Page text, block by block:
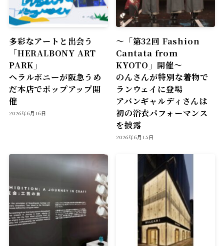
多彩なアートと出会う
「HERALBONY ART
PARK」
ヘラルボニーが阪急うめ
だ本店でポップアップ開
催
2026年6月16日
〜「第32回 Fashion
Cantata from
KYOTO」開催〜
のんさんが特別な着物で
ランウェイに登場
アバンギャルディさんは
初の浴衣パフォーマンス
を披露
2026年6月15日